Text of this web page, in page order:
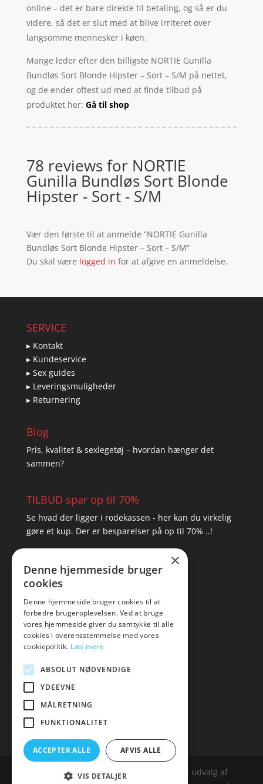
online – det er bare direkte til betaling, og så er du
videre, så det er slut med at blive irriteret over
langsomme mennesker i køen.
Mange leder efter den billigste NORTIE Gunilla
Bundløs Sort Blonde Hipster – Sort – S/M på nettet,
og de ender oftest ud med at finde tilbud på
produktet her: Gå til shop
78 reviews for NORTIE
Gunilla Bundløs Sort Blonde
Hipster - Sort - S/M
Vær den første til at anmelde “NORTIE Gunilla
Bundløs Sort Blonde Hipster – Sort – S/M”
Du skal være logged in for at afgive en anmeldelse.
SERVICE
▸ Kontakt
▸ Kundeservice
▸ Sex guides
▸ Leveringsmuligheder
▸ Returnering
Blog
Pris, kvalitet & sexlegetøj – hvordan hænger det
sammen?
TILBUD spar op til 70%
Se hvad der ligger i rodekassen - her kan du virkelig
gøre et kup. Der er besparelser på op til 70% ..!
Tlf: 7876 8672
Mail: hej@amare.dk
Amare.dk er siden, der samler et bredt udvalg af
×
Denne hjemmeside bruger
cookies
Denne hjemmeside bruger cookies til at
forbedre brugeroplevelsen. Ved at bruge
vores hjemmeside giver du samtykke til alle
cookies i overensstemmelse med vores
cookiepolitik. Læs mere
ABSOLUT NØDVENDIGE
YDEEVNE
MÅLRETNING
FUNKTIONALITET
ACCEPTER ALLE AFVIS ALLE
VIS DETALJER